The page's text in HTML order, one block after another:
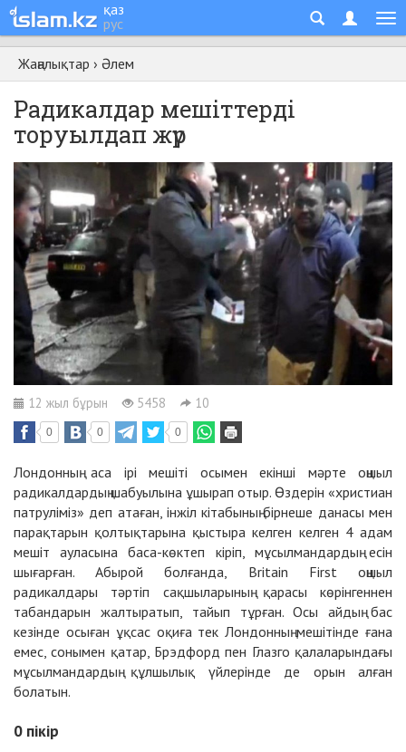
қаз
рус
Жаңалықтар › Әлем
Радикалдар мешіттерді
торуылдап жүр
12 жыл бұрын 5458 10
0 0 0
Лондонның аса ірі мешіті осымен екінші мәрте оңшыл
радикалдардың шабуылына ұшырап отыр. Өздерін «христиан
патруліміз» деп атаған, інжіл кітабының бірнеше данасы мен
парақтарын қолтықтарына қыстыра келген келген 4 адам
мешіт ауласына баса-көктеп кіріп, мұсылмандардың есін
шығарған. Абырой болғанда, Britain First оңшыл
радикалдары тәртіп сақшыларының қарасы көрінгеннен
табандарын жалтыратып, тайып тұрған. Осы айдың бас
кезінде осыған ұқсас оқиға тек Лондонның мешітінде ғана
емес, сонымен қатар, Брэдфорд пен Глазго қалаларындағы
мұсылмандардың құлшылық үйлерінде де орын алған
болатын.
0 пікір